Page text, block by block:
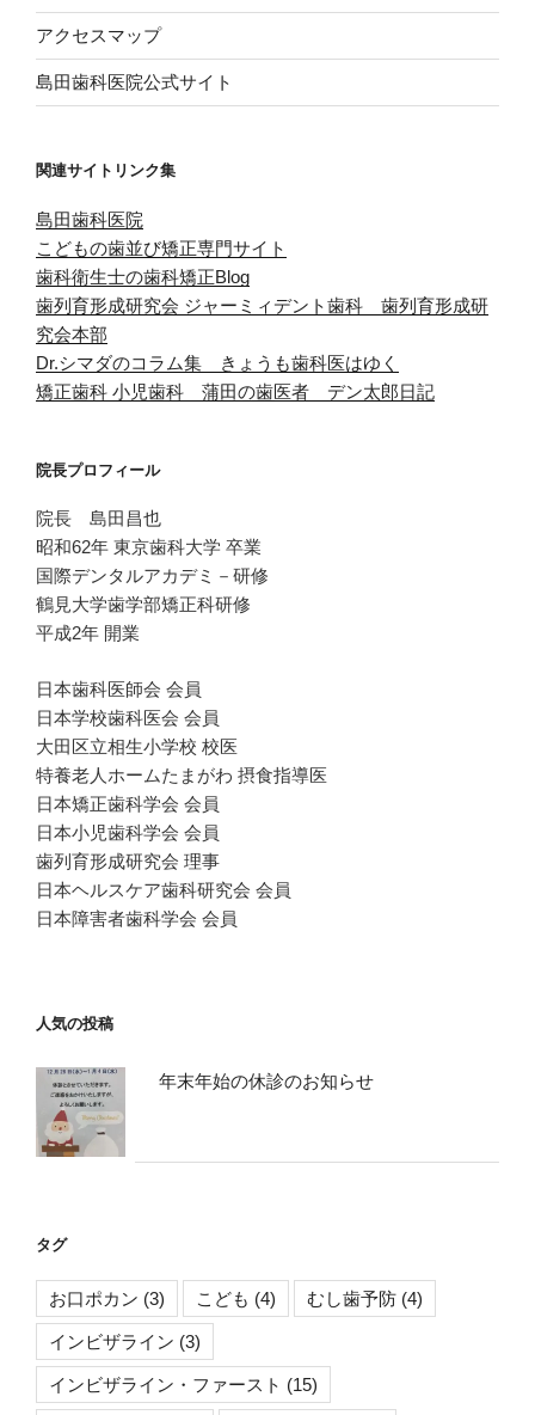
アクセスマップ
島田歯科医院公式サイト
関連サイトリンク集
島田歯科医院
こどもの歯並び矯正専門サイト
歯科衛生士の歯科矯正Blog
歯列育形成研究会 ジャーミィデント歯科 歯列育形成研
究会本部
Dr.シマダのコラム集 きょうも歯科医はゆく
矯正歯科 小児歯科 蒲田の歯医者 デン太郎日記
院長プロフィール
院長 島田昌也
昭和62年 東京歯科大学 卒業
国際デンタルアカデミ－研修
鶴見大学歯学部矯正科研修
平成2年 開業
日本歯科医師会 会員
日本学校歯科医会 会員
大田区立相生小学校 校医
特養老人ホームたまがわ 摂食指導医
日本矯正歯科学会 会員
日本小児歯科学会 会員
歯列育形成研究会 理事
日本ヘルスケア歯科研究会 会員
日本障害者歯科学会 会員
人気の投稿
年末年始の休診のお知らせ
タグ
お口ポカン (3) こども (4) むし歯予防 (4)
インビザライン (3)
インビザライン・ファースト (15)